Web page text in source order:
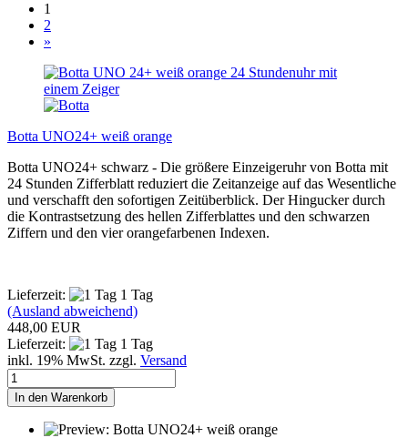
1
2
»
Botta UNO24+ weiß orange
Botta UNO24+ schwarz - Die größere Einzeigeruhr von Botta mit
24 Stunden Zifferblatt reduziert die Zeitanzeige auf das Wesentliche
und verschafft den sofortigen Zeitüberblick. Der Hingucker durch
die Kontrastsetzung des hellen Zifferblattes und den schwarzen
Ziffern und den vier orangefarbenen Indexen.
Lieferzeit:
1 Tag
(Ausland abweichend)
448,00 EUR
Lieferzeit:
1 Tag
inkl. 19% MwSt. zzgl. Versand
In den Warenkorb